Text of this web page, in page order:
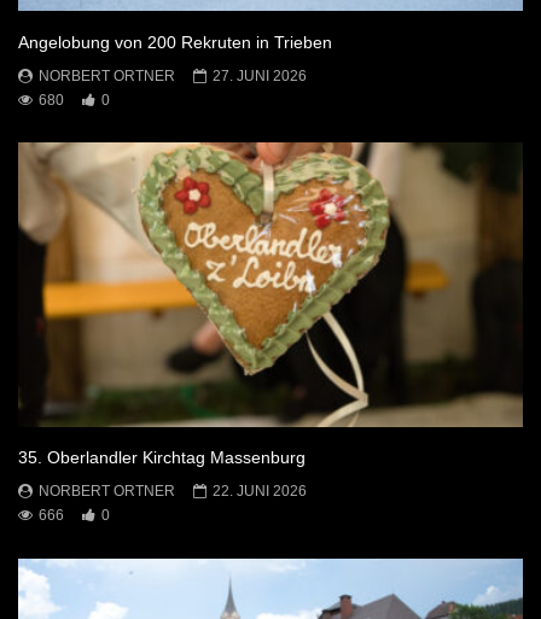
Angelobung von 200 Rekruten in Trieben
NORBERT ORTNER
27. JUNI 2026
680
0
35. Oberlandler Kirchtag Massenburg
NORBERT ORTNER
22. JUNI 2026
666
0